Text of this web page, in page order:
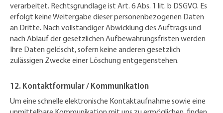
verarbeitet. Rechtsgrundlage ist Art. 6 Abs. 1 lit. b DSGVO. Es
erfolgt keine Weitergabe dieser personenbezogenen Daten
an Dritte. Nach vollständiger Abwicklung des Auftrags und
nach Ablauf der gesetzlichen Aufbewahrungsfristen werden
Ihre Daten gelöscht, sofern keine anderen gesetzlich
zulässigen Zwecke einer Löschung entgegenstehen.
12. Kontaktformular / Kommunikation
Um eine schnelle elektronische Kontaktaufnahme sowie eine